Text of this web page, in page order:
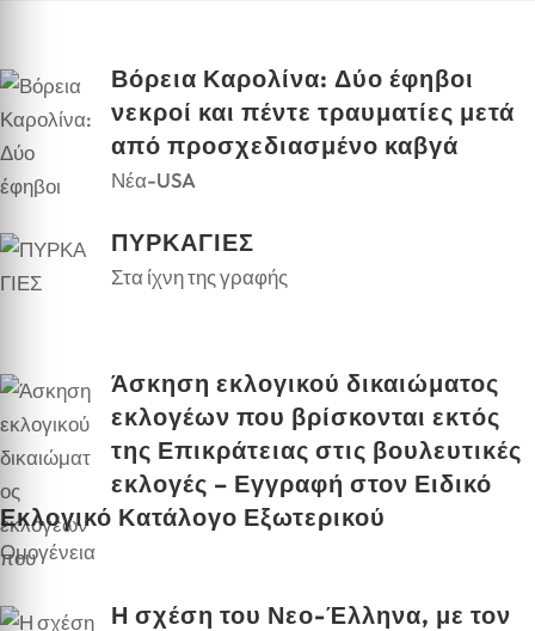
Βόρεια Καρολίνα: Δύο έφηβοι
νεκροί και πέντε τραυματίες μετά
από προσχεδιασμένο καβγά
Νέα-USA
ΠΥΡΚΑΓΙΕΣ
Στα ίχνη της γραφής
Άσκηση εκλογικού δικαιώματος
εκλογέων που βρίσκονται εκτός
της Επικράτειας στις βουλευτικές
εκλογές – Εγγραφή στον Ειδικό
Εκλογικό Κατάλογο Εξωτερικού
Ομογένεια
Η σχέση του Νεο-Έλληνα, με τον